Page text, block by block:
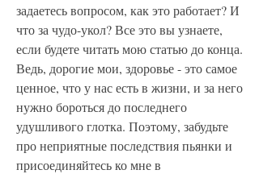
задаетесь вопросом, как это работает? И
что за чудо-укол? Все это вы узнаете,
если будете читать мою статью до конца.
Ведь, дорогие мои, здоровье - это самое
ценное, что у нас есть в жизни, и за него
нужно бороться до последнего
удушливого глотка. Поэтому, забудьте
про неприятные последствия пьянки и
присоединяйтесь ко мне в